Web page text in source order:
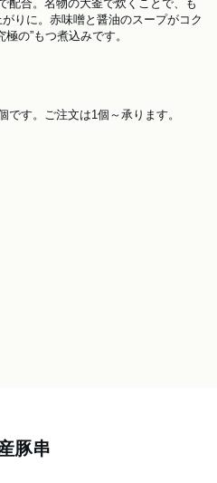
配合。名物の大釜で炊くことで、も
りに。赤味噌と醤油のスープがコク
の”もつ煮込みです。
です。ご注文は1個～承ります。
豚串